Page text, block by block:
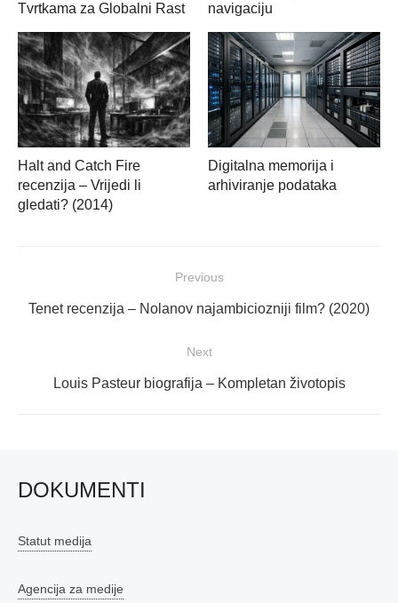
Tvrtkama za Globalni Rast
navigaciju
Halt and Catch Fire
recenzija – Vrijedi li
gledati? (2014)
Digitalna memorija i
arhiviranje podataka
objava
Previous
Previous
Tenet recenzija – Nolanov najambiciozniji film? (2020)
Next
Next
Louis Pasteur biografija – Kompletan životopis
DOKUMENTI
Statut medija
Agencija za medije